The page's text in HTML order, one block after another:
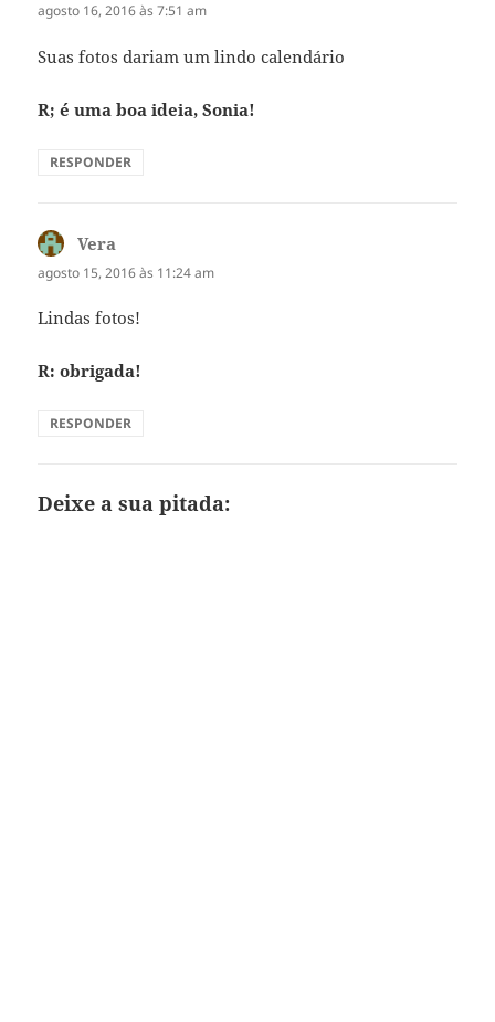
agosto 16, 2016 às 7:51 am
Suas fotos dariam um lindo calendário
R; é uma boa ideia, Sonia!
RESPONDER
Vera
agosto 15, 2016 às 11:24 am
Lindas fotos!
R: obrigada!
RESPONDER
Deixe a sua pitada: